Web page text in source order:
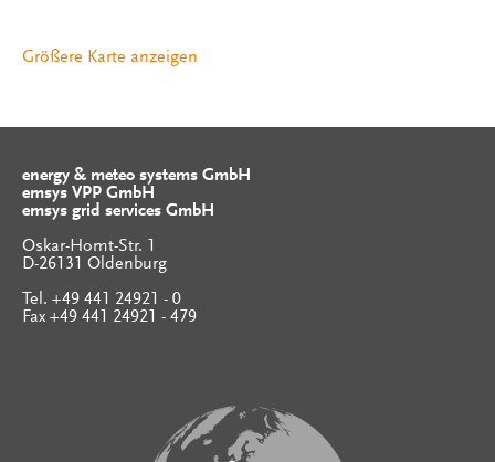
Größere Karte anzeigen
energy & meteo systems GmbH
emsys VPP GmbH
emsys grid services GmbH
Oskar-Homt-Str. 1
D-26131 Oldenburg
Tel. +49 441 24921 - 0
Fax +49 441 24921 - 479